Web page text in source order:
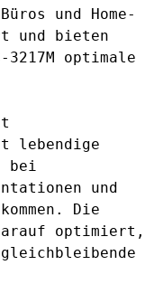
und Home-
und bieten
3217M optimale
lebendige
bei
und
Die
optimiert,